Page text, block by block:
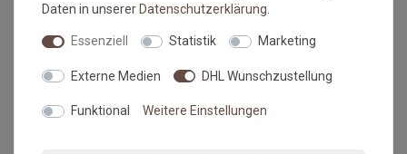
kein Materialfehler und stellt auch keinen Reklamationsgrund
Falls dies doch mal passiert, auf keinen Fall in den Trockner
nächsten Waschen sollten die wieder verschwunden sein.
Maßtoleranzen und Farbabweichungen:
Daten in unserer Daten­schutz­erklärung
Essenziell Statistik Marketing
Externe Medien DHL Wunschzustellung
Funktional Weitere Einstellungen